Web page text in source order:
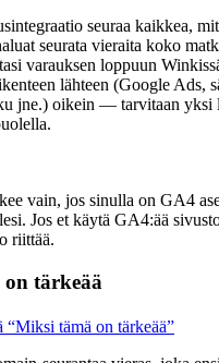
seuraa kaikkea,
seurata vieraita koko
varauksen loppuun
lähteen (Google Ads,
jne.) oikein — tarvitaan yksi
vain, jos sinulla on GA4
Jos et käytä GA4:ää
riittää.
tärkeää
“Miksi tämä on tärkeää”